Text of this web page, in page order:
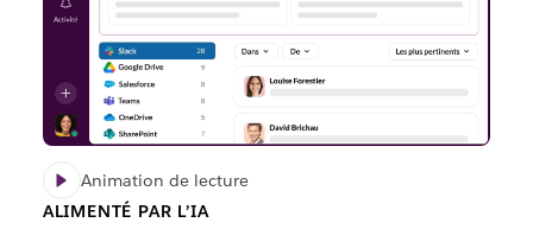
Animation de lecture
ALIMENTÉ PAR L’IA